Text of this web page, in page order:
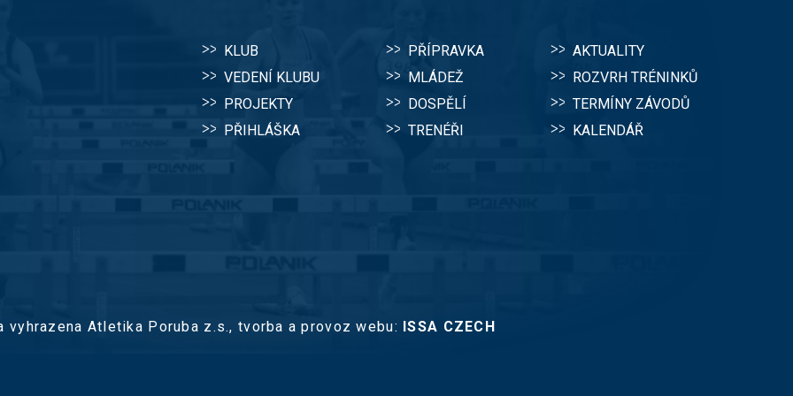
KLUB
VEDENÍ KLUBU
PROJEKTY
PŘIHLÁŠKA
PŘÍPRAVKA
MLÁDEŽ
DOSPĚLÍ
TRENÉŘI
AKTUALITY
ROZVRH TRÉNINKŮ
TERMÍNY ZÁVODŮ
KALENDÁŘ
vyhrazena Atletika Poruba z.s., tvorba a provoz webu: ISSA CZECH